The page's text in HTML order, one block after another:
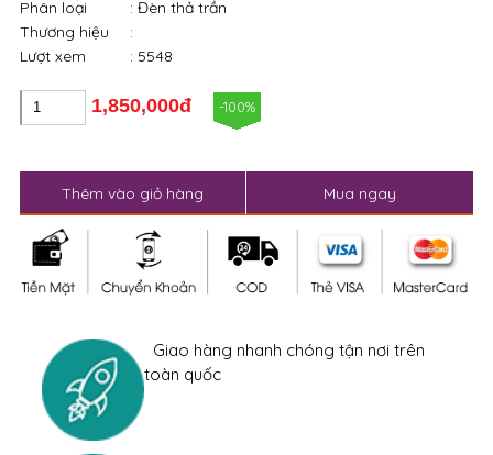
Giao hàng nhanh chóng tận nơi trên
toàn quốc
Hỗ trợ tư vấn chuyên nghiệp
hotline:0978357900